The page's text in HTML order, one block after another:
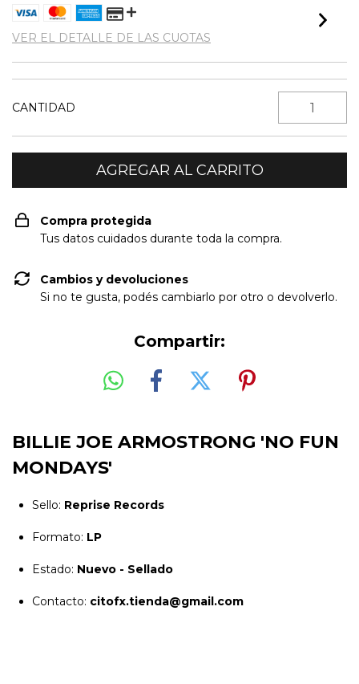
VER EL DETALLE DE LAS CUOTAS
CANTIDAD
Compra protegida
Tus datos cuidados durante toda la compra.
Cambios y devoluciones
Si no te gusta, podés cambiarlo por otro o devolverlo.
Compartir:
BILLIE JOE ARMOSTRONG 'NO FUN
MONDAYS'
Sello: Reprise Records
Formato: LP
Estado: Nuevo - Sellado
Contacto: citofx.tienda@gmail.com